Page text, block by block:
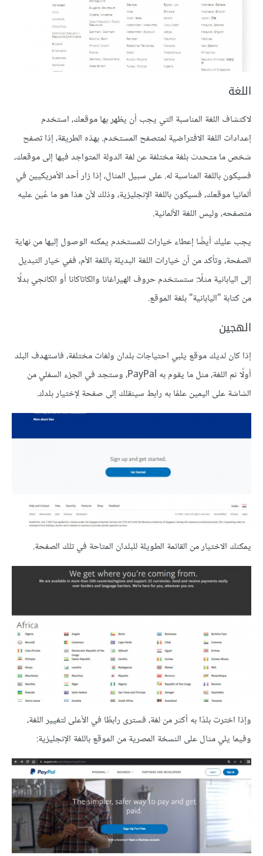
اللغة
لاكتشاف اللغة المناسبة التي يجب أن يظهر بها موقعك، استخدم
إعدادات اللغة الافتراضية لمتصفح المستخدم. بهذه الطريقة، إذا تصفح
شخص ما متحدث بلغة مختلفة عن لغة الدولة المتواجد فيها إلى موقعك،
فسيكون باللغة المناسبة له. على سبيل المثال، إذا زار أحد الأمريكيين في
ألمانيا موقعك، فسيكون باللغة الإنجليزية، وذلك لأن هذا هو ما عُين عليه
متصفحه، وليس اللغة الألمانية.
يجب عليك أيضًا إعطاء خيارات للمستخدم يمكنه الوصول إليها من نهاية
الصفحة، وتأكد من أن خيارات اللغة البديلة باللغة الأم، ففي خيار التبديل
إلى اليابانية مثلًا: ستستخدم حروف الهيراغانا والكاتاكانا أو الكانجي بدلًا
من كتابة "اليابانية" بلغة الموقع.
الهجين
إذا كان لديك موقع يلبي احتياجات بلدان ولغات مختلفة، فاستهدف البلد
أولًا ثم اللغة، مثل ما يقوم به PayPal، وستجد في الجزء السفلي من
الشاشة على اليمين علمًا به رابط سينقلك إلى صفحة لإختيار بلدك.
يمكنك الاختيار من القائمة الطويلة للبلدان المتاحة في تلك الصفحة.
وإذا اخترت بلدًا به أكثر من لغة، فسترى رابطًا في الأعلى لتغيير اللغة،
وفيما يلي مثال على النسخة المصرية من الموقع باللغة الإنجليزية: